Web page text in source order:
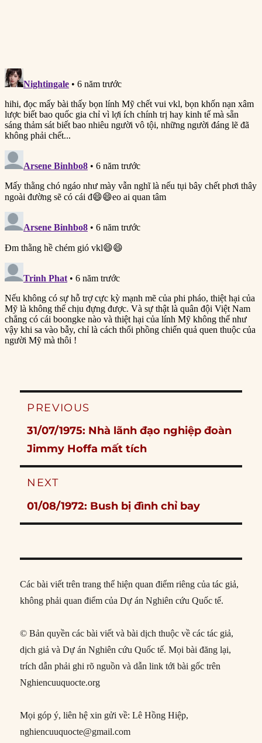
Post
PREVIOUS
Previous
post:
31/07/1975: Nhà lãnh đạo nghiệp đoàn
Jimmy Hoffa mất tích
NEXT
Next
post:
01/08/1972: Bush bị đình chỉ bay
Các bài viết trên trang thể hiện quan điểm riêng của tác giả,
không phải quan điểm của Dự án Nghiên cứu Quốc tế.
© Bản quyền các bài viết và bài dịch thuộc về các tác giả,
dịch giả và Dự án Nghiên cứu Quốc tế. Mọi bài đăng lại,
trích dẫn phải ghi rõ nguồn và dẫn link tới bài gốc trên
Nghiencuuquocte.org
Mọi góp ý, liên hệ xin gửi về: Lê Hồng Hiệp,
nghiencuuquocte@gmail.com